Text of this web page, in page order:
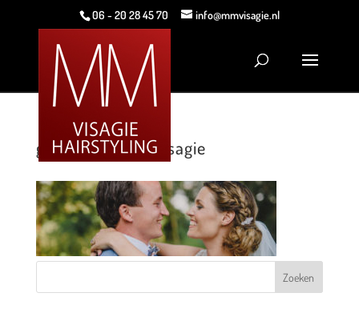
06 - 20 28 45 70 info@mmvisagie.nl
gastenboek MMVisagie